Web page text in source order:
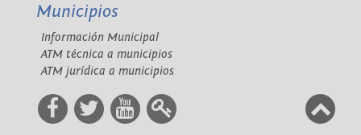
Municipios
Información Municipal
ATM técnica a municipios
ATM jurídica a municipios